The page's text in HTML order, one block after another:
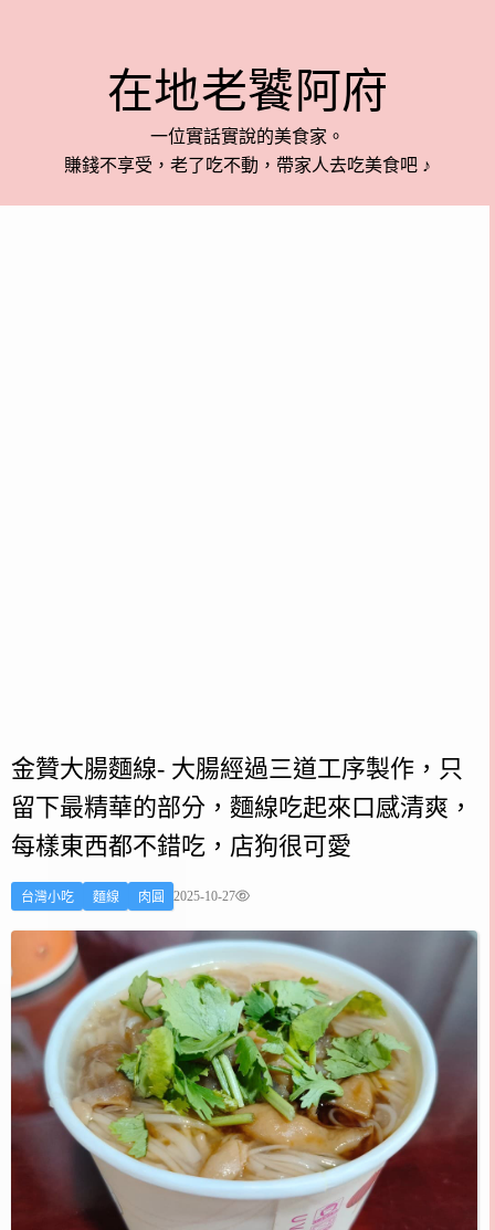
在地老饕阿府
一位實話實說的美食家。
賺錢不享受，老了吃不動，帶家人去吃美食吧 ♪
金贊大腸麵線- 大腸經過三道工序製作，只
留下最精華的部分，麵線吃起來口感清爽，
每樣東西都不錯吃，店狗很可愛
台灣小吃 麵線 肉圓 2025-10-27